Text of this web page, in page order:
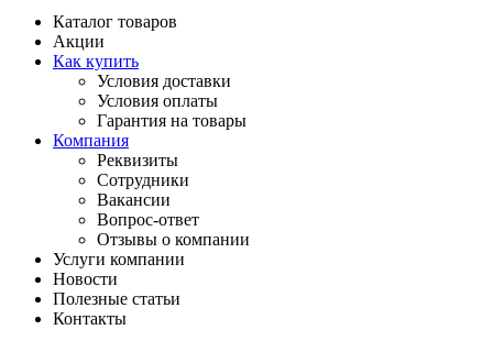
Каталог товаров
Акции
Как купить
Условия доставки
Условия оплаты
Гарантия на товары
Компания
Реквизиты
Сотрудники
Вакансии
Вопрос-ответ
Отзывы о компании
Услуги компании
Новости
Полезные статьи
Контакты